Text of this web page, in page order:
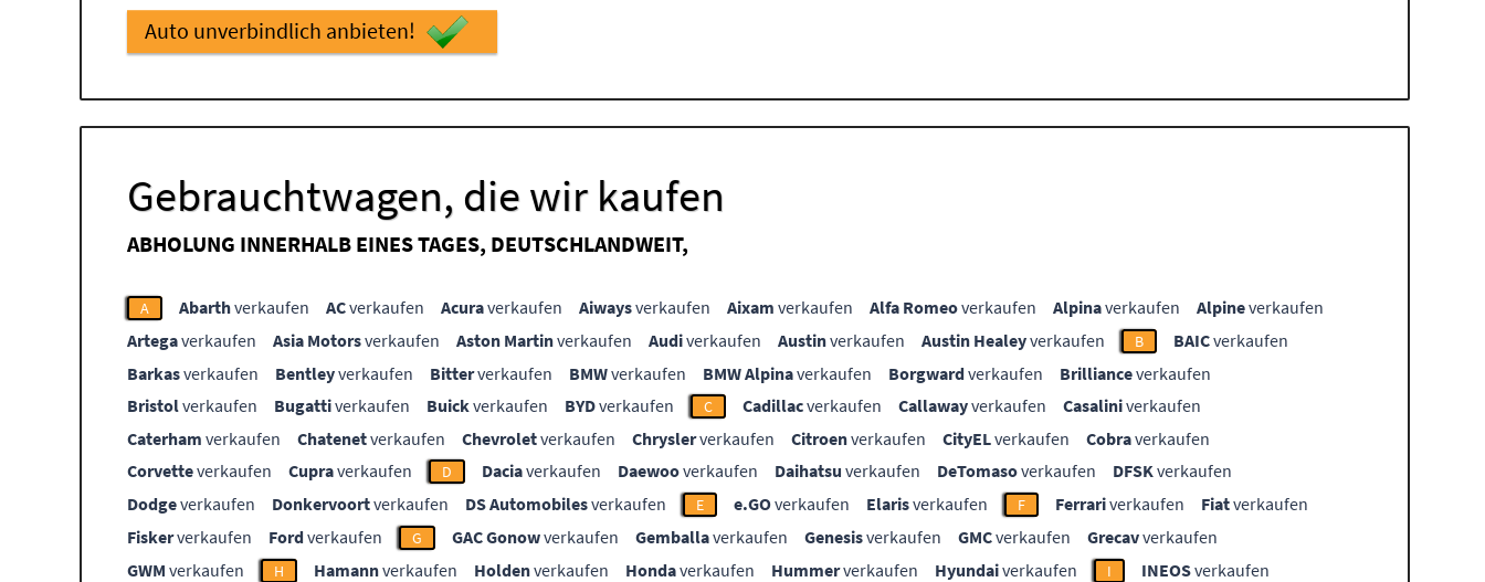
Auto unverbindlich anbieten!
Gebrauchtwagen, die wir kaufen
ABHOLUNG INNERHALB EINES TAGES, DEUTSCHLANDWEIT,
A Abarthverkaufen ACverkaufen Acuraverkaufen Aiwaysverkaufen Aixam verkaufen Alfa Romeoverkaufen Alpinaverkaufen Alpineverkaufen
Artegaverkaufen Asia Motorsverkaufen Aston Martinverkaufen Audiverkaufen Austinverkaufen Austin Healeyverkaufen B BAICverkaufen
Barkasverkaufen Bentleyverkaufen Bitterverkaufen BMWverkaufen BMW Alpinaverkaufen Borgwardverkaufen Brillianceverkaufen
Bristolverkaufen Bugattiverkaufen Buickverkaufen BYDverkaufen C Cadillacverkaufen Callawayverkaufen Casaliniverkaufen
Caterham verkaufen Chatenetverkaufen Chevroletverkaufen Chryslerverkaufen Citroenverkaufen CityELverkaufen Cobraverkaufen
Corvetteverkaufen Cupraverkaufen D Daciaverkaufen Daewooverkaufen Daihatsu verkaufen DeTomasoverkaufen DFSKverkaufen
Dodgeverkaufen Donkervoortverkaufen DS Automobilesverkaufen E e.GOverkaufen Elarisverkaufen F Ferrariverkaufen Fiatverkaufen
Fiskerverkaufen Fordverkaufen G GAC Gonowverkaufen Gemballaverkaufen Genesisverkaufen GMCverkaufen Grecavverkaufen
GWM verkaufen H Hamannverkaufen Holdenverkaufen Hondaverkaufen Hummerverkaufen Hyundaiverkaufen I INEOSverkaufen